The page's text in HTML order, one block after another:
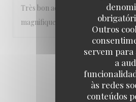
Outros
servem para
a
às redes
conteúdos
Très bon accueil , service souriant
magnifique ! Nous recommandons !!
1